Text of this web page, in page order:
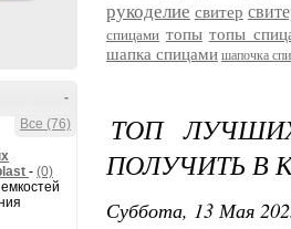
-
Все (76)
- (0)
рукоделие свитер
спицами топы топы
шапка спицами шапочка
ТОП
ПОЛУЧИТЬ В
Суббота, 13 Мая